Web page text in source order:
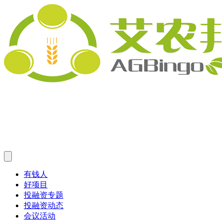
有钱人
好项目
投融资专题
投融资动态
会议活动